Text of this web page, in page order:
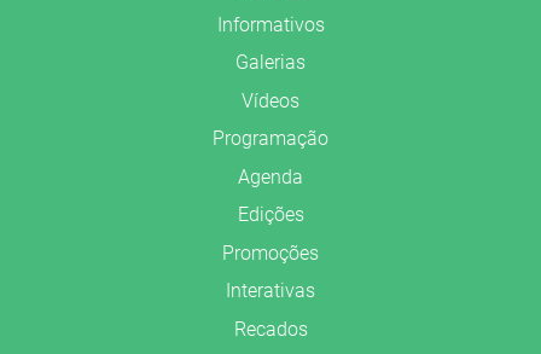
Informativos
Galerias
Vídeos
Programação
Agenda
Edições
Promoções
Interativas
Recados